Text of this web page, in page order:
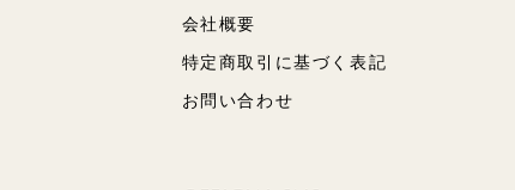
会社概要
特定商取引に基づく表記
お問い合わせ